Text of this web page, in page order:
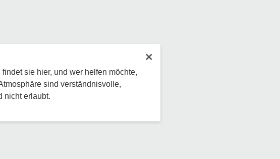
×
sie hier, und wer helfen möchte,
sind verständnisvolle,
nicht erlaubt.